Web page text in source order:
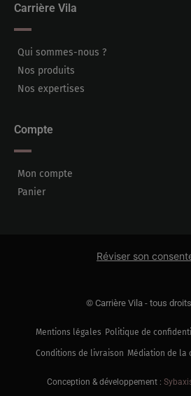
Carrière Vila
Qui sommes-nous ?
Nos produits
Nos expertises
Compte
Mon compte
Panier
Réviser son
© Carrière Vila - tous
Mentions légales Politique de
Conditions de livraison Médiation de la
Conception & développement :